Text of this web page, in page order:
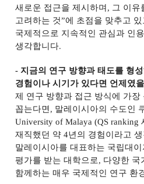
새로운 접근을 제시하며 , 그 이유
고려하는 것”에 초점을 맞추고 있
국제적으로 지속적인 관심과 인
생각합니다.
-지금의 연구 방향과 태도를 형
경험이나 시기가 있다면 언제였
제 연구 방향과 접근 방식에 가장
꼽는다면 , 말레이시아의 수도인
University of Malaya (QS ranking
재직했던 약4년의 경험이라고
말레이시아를 대표하는 국립대
평가를 받는 대학으로, 다양한 국
함께하는 매우 국제적인 연구 환